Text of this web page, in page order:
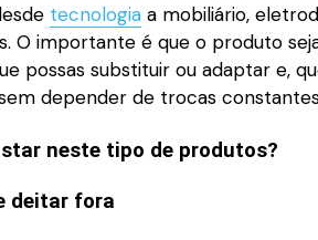
tecnologia a mobiliário,
O importante é que o produto
possas substituir ou adaptar e,
depender de trocas
neste tipo de produtos?
deitar fora